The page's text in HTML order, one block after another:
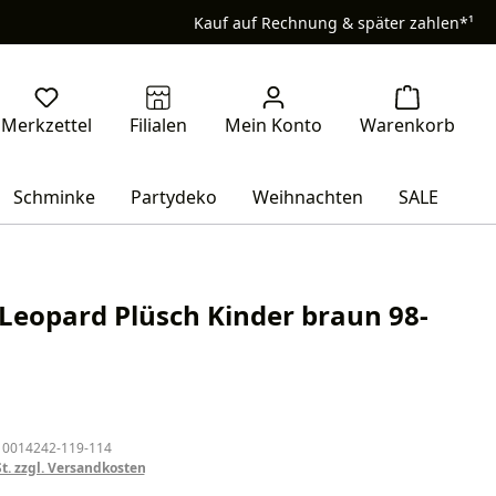
Kauf auf Rechnung & später zahlen*¹
Schminke Partydeko Weihnachten SALE
Plüsch Kinder braun 98-
119-114
zzgl. Versandkosten